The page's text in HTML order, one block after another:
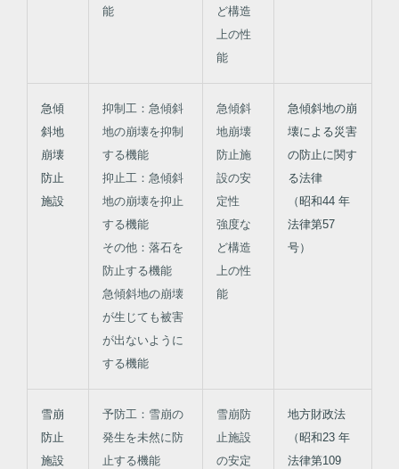
能
ど構造
上の性
能
急傾
斜地
崩壊
防止
施設
抑制工：急傾斜
地の崩壊を抑制
する機能
抑止工：急傾斜
地の崩壊を抑止
する機能
その他：落石を
防止する機能
急傾斜地の崩壊
が生じても被害
が出ないように
する機能
急傾斜
地崩壊
防止施
設の安
定性
強度な
ど構造
上の性
能
急傾斜地の崩
壊による災害
の防止に関す
る法律
（昭和44 年
法律第57
号）
雪崩
防止
施設
予防工：雪崩の
発生を未然に防
止する機能
雪崩防
止施設
の安定
地方財政法
（昭和23 年
法律第109